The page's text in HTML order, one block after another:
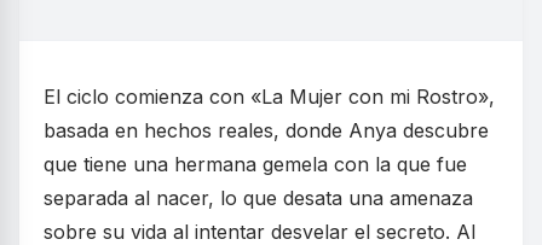
El ciclo comienza con «La Mujer con mi Rostro»,
basada en hechos reales, donde Anya descubre
que tiene una hermana gemela con la que fue
separada al nacer, lo que desata una amenaza
sobre su vida al intentar desvelar el secreto. Al